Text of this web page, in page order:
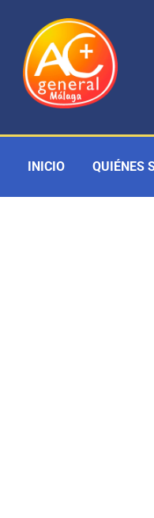
contenido
INICIO QUIÉNES